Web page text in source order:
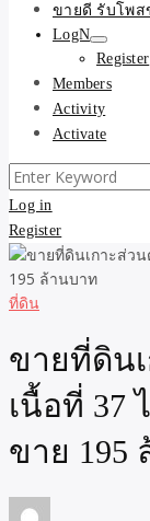
ขายดี รับโพส
LogN
Register
Members
Activity
Activate
Search
for:
Log in
Register
ที่ดิน
ขายที่ดิน
เนื้อที่ 37
ขาย 195